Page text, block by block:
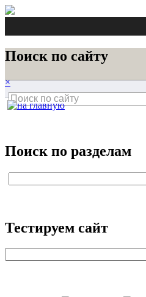
Поиск по сайту
×
Поиск по разделам
Тестируем сайт